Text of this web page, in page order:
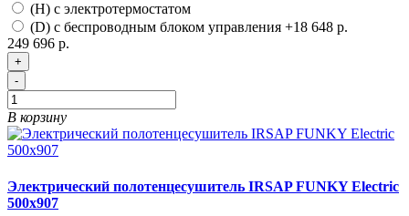
(H) с электротермостатом
(D) с беспроводным блоком управления +18 648 р.
249 696 р.
+
-
В корзину
Электрический полотенцесушитель IRSAP FUNKY Electric
500х907